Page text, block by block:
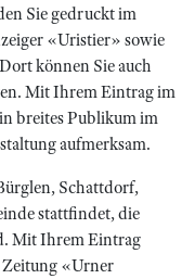
Sie gedruckt im
«Uristier» sowie
können Sie auch
Mit Ihrem Eintrag im
breites Publikum im
aufmerksam.
Schattdorf,
stattfindet, die
Mit Ihrem Eintrag
Zeitung «Urner